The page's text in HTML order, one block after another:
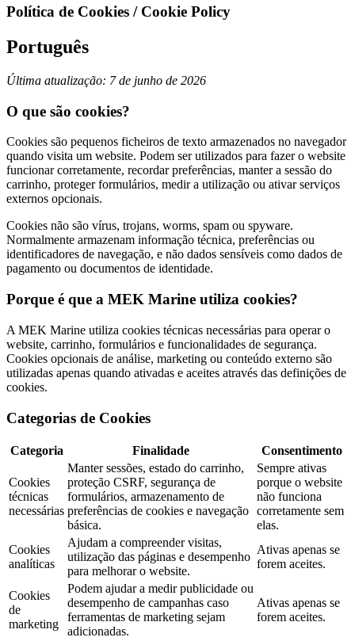
Política de Cookies / Cookie Policy
Português
Última atualização: 7 de junho de 2026
O que são cookies?
Cookies são pequenos ficheiros de texto armazenados no navegador
quando visita um website. Podem ser utilizados para fazer o website
funcionar corretamente, recordar preferências, manter a sessão do
carrinho, proteger formulários, medir a utilização ou ativar serviços
externos opcionais.
Cookies não são vírus, trojans, worms, spam ou spyware.
Normalmente armazenam informação técnica, preferências ou
identificadores de navegação, e não dados sensíveis como dados de
pagamento ou documentos de identidade.
Porque é que a MEK Marine utiliza cookies?
A MEK Marine utiliza cookies técnicas necessárias para operar o
website, carrinho, formulários e funcionalidades de segurança.
Cookies opcionais de análise, marketing ou conteúdo externo são
utilizadas apenas quando ativadas e aceites através das definições de
cookies.
Categorias de Cookies
Categoria Finalidade Consentimento
Cookies
técnicas
necessárias
Manter sessões, estado do carrinho,
proteção CSRF, segurança de
formulários, armazenamento de
preferências de cookies e navegação
básica.
Sempre ativas
porque o website
não funciona
corretamente sem
elas.
Cookies
analíticas
Ajudam a compreender visitas,
utilização das páginas e desempenho
para melhorar o website.
Ativas apenas se
forem aceites.
Cookies
de
marketing
Podem ajudar a medir publicidade ou
desempenho de campanhas caso
ferramentas de marketing sejam
adicionadas.
Ativas apenas se
forem aceites.